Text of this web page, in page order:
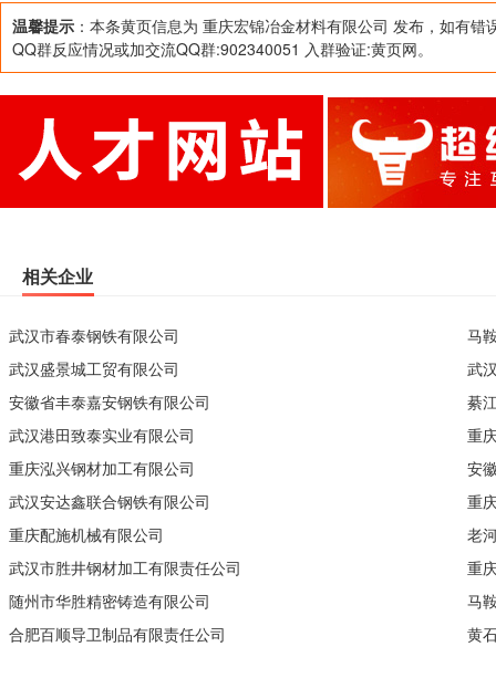
温馨提示 ：本条黄页信息为 重庆宏锦冶金材料有限公司 发布，如有错
QQ群反应情况或加交流QQ群:902340051 入群验证:黄页网。
相关企业
武汉市春泰钢铁有限公司
武汉盛景城工贸有限公司
安徽省丰泰嘉安钢铁有限公司
武汉港田致泰实业有限公司
重庆泓兴钢材加工有限公司
武汉安达鑫联合钢铁有限公司
重庆配施机械有限公司
武汉市胜井钢材加工有限责任公司
随州市华胜精密铸造有限公司
合肥百顺导卫制品有限责任公司
马
武
綦
重
安
重
老
重
马
黄